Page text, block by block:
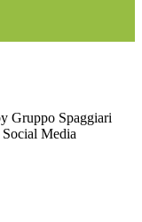
Gruppo Spaggiari
Media